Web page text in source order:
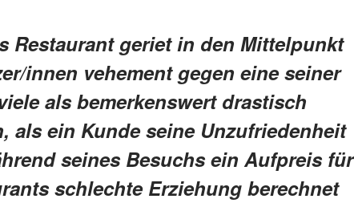
Restaurant geriet in den Mittelpunkt
innen vehement gegen eine seiner
als bemerkenswert drastisch
als ein Kunde seine Unzufriedenheit
seines Besuchs ein Aufpreis für
schlechte Erziehung berechnet